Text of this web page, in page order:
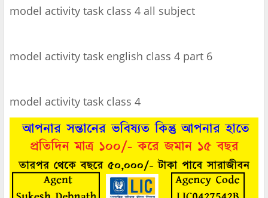
model activity task class 4 all subject
model activity task english class 4 part 6
model activity task class 4